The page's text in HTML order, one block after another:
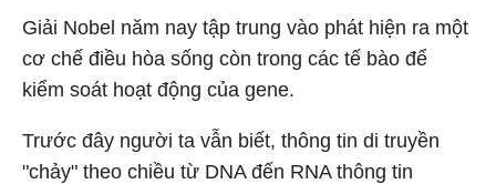
Giải Nobel năm nay tập trung vào phát hiện ra một
cơ chế điều hòa sống còn trong các tế bào để
kiểm soát hoạt động của gene.
Trước đây người ta vẫn biết, thông tin di truyền
"chảy" theo chiều từ DNA đến RNA thông tin